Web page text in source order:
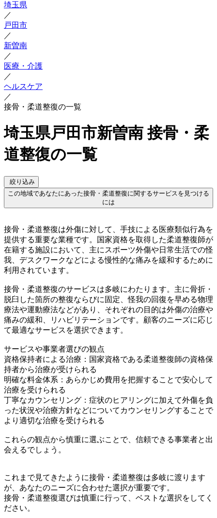
埼玉県
／
戸田市
／
新曽南
／
医療・介護
／
ヘルスケア
／
接骨・柔道整復の一覧
埼玉県戸田市新曽南 接骨・柔
道整復の一覧
絞り込み
この地域であなたにあった接骨・柔道整復に関するサービスを見つける
には
接骨・柔道整復は外傷に対して、手技による医療類似行為を
提供する重要な業種です。国家資格を取得した柔道整復師が
在籍する施設において、主にスポーツ外傷や日常生活での怪
我、デスクワークなどによる慢性的な痛みを緩和するために
利用されています。
接骨・柔道整復のサービスは多岐にわたります。主に骨折・
脱臼した箇所の整復ならびに固定、怪我の回復を早める物理
療法や運動療法などがあり、それぞれの目的は外傷の治療や
痛みの緩和、リハビリテーションです。顧客のニーズに応じ
て最適なサービスを選択できます。
サービスや事業者選びの観点
資格保持者による治療：国家資格である柔道整復師の資格保
持者から治療が受けられる
明確な料金体系：あらかじめ費用を把握することで安心して
治療を受けられる
丁寧なカウンセリング：症状のヒアリングに加えて外傷を負
った状況や治療方針などについてカウンセリングすることで
より適切な治療を受けられる
これらの観点から慎重に選ぶことで、信頼できる事業者と出
会えるでしょう。
これまで見てきたように接骨・柔道整復は多岐に渡ります
が、あなたのニーズに合わせた選択が重要です。
接骨・柔道整復選びは慎重に行って、ベストな選択をしてく
ださい。